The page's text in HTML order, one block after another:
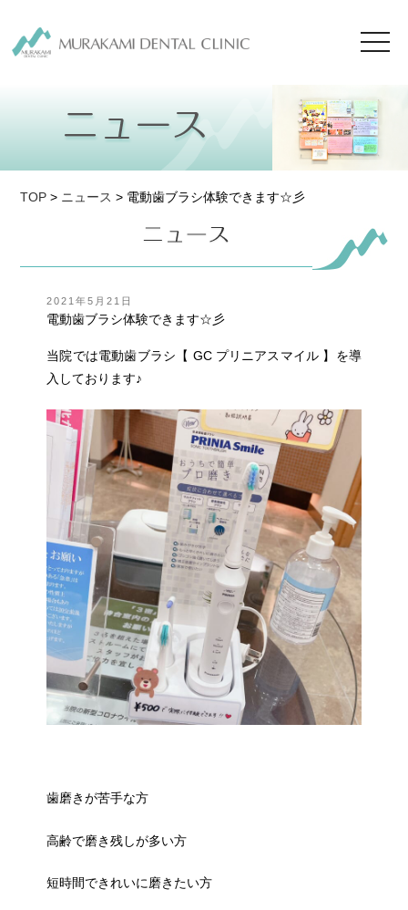
TOP > ニュース > 電動歯ブラシ体験できます☆彡
投
稿
日:
2021年5月21日
電動歯ブラシ体験できます☆彡
当院では電動歯ブラシ【 GC プリニアスマイル 】を導
入しております♪
歯磨きが苦手な方
高齢で磨き残しが多い方
短時間できれいに磨きたい方